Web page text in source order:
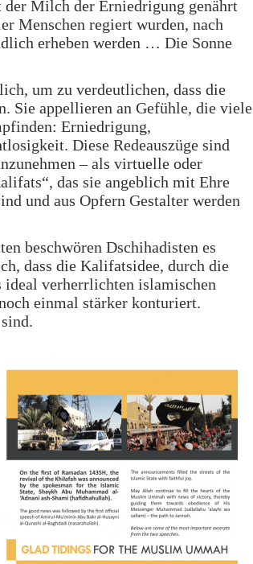
Milch der Erniedrigung genährt
Menschen regiert wurden, nach
erheben werden … Die Sonne
um zu verdeutlichen, dass die
Sie appellieren an Gefühle, die viele
Erniedrigung,
Diese Redeauszüge sind
– als virtuelle oder
das sie angeblich mit Ehre
und aus Opfern Gestalter werden
beschwören Dschihadisten es
dass die Kalifatsidee, durch die
verherrlichten islamischen
einmal stärker konturiert.